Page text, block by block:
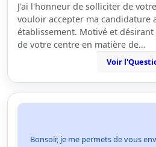
J'ai l'honneur de solliciter de
vouloir accepter ma candidature
établissement. Motivé et
de votre centre en matière de…
Voir
Bonsoir, je me permets de vous